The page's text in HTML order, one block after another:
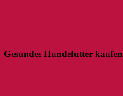
Gesundes Hundefutter kaufen